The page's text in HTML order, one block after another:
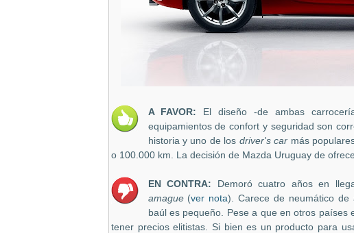
A FAVOR: El diseño -de ambas
equipamientos de confort y seguridad son
historia y uno de los driver's car más
o 100.000 km. La decisión de Mazda Uruguay de
EN CONTRA: Demoró cuatro años en
amague(ver nota). Carece de neumático
baúl es pequeño. Pese a que en otros países
tener precios elitistas. Si bien es un producto para